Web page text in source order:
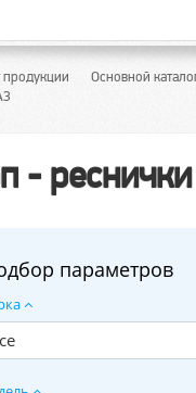
продукции
Основной
-
параметров